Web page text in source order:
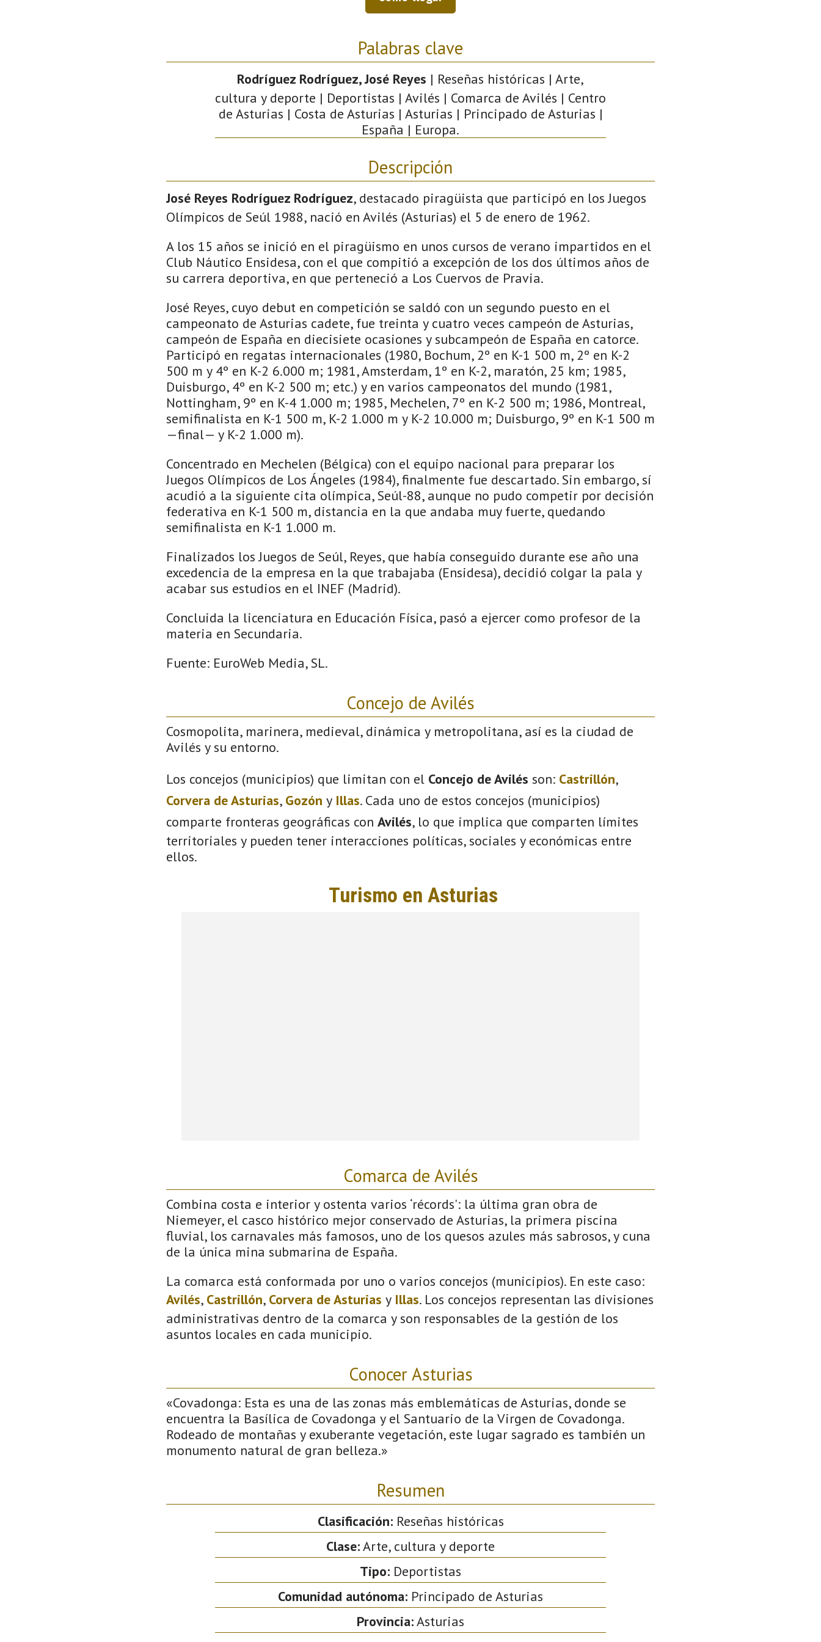
Palabras clave
Rodríguez Rodríguez, José Reyes | Reseñas históricas | Arte,
cultura y deporte | Deportistas | Avilés | Comarca de Avilés | Centro
de Asturias | Costa de Asturias | Asturias | Principado de Asturias |
España | Europa.
Descripción
José Reyes Rodríguez Rodríguez, destacado piragüista que participó en los Juegos
Olímpicos de Seúl 1988, nació en Avilés (Asturias) el 5 de enero de 1962.
A los 15 años se inició en el piragüismo en unos cursos de verano impartidos en el
Club Náutico Ensidesa, con el que compitió a excepción de los dos últimos años de
su carrera deportiva, en que perteneció a Los Cuervos de Pravia.
José Reyes, cuyo debut en competición se saldó con un segundo puesto en el
campeonato de Asturias cadete, fue treinta y cuatro veces campeón de Asturias,
campeón de España en diecisiete ocasiones y subcampeón de España en catorce.
Participó en regatas internacionales (1980, Bochum, 2º en K-1 500 m, 2º en K-2
500 m y 4º en K-2 6.000 m; 1981, Amsterdam, 1º en K-2, maratón, 25 km; 1985,
Duisburgo, 4º en K-2 500 m; etc.) y en varios campeonatos del mundo (1981,
Nottingham, 9º en K-4 1.000 m; 1985, Mechelen, 7º en K-2 500 m; 1986, Montreal,
semifinalista en K-1 500 m, K-2 1.000 m y K-2 10.000 m; Duisburgo, 9º en K-1 500 m
—final— y K-2 1.000 m).
Concentrado en Mechelen (Bélgica) con el equipo nacional para preparar los
Juegos Olímpicos de Los Ángeles (1984), finalmente fue descartado. Sin embargo, sí
acudió a la siguiente cita olímpica, Seúl-88, aunque no pudo competir por decisión
federativa en K-1 500 m, distancia en la que andaba muy fuerte, quedando
semifinalista en K-1 1.000 m.
Finalizados los Juegos de Seúl, Reyes, que había conseguido durante ese año una
excedencia de la empresa en la que trabajaba (Ensidesa), decidió colgar la pala y
acabar sus estudios en el INEF (Madrid).
Concluida la licenciatura en Educación Física, pasó a ejercer como profesor de la
materia en Secundaria.
Fuente: EuroWeb Media, SL.
Concejo de Avilés
Cosmopolita, marinera, medieval, dinámica y metropolitana, así es la ciudad de
Avilés y su entorno.
Los concejos (municipios) que limitan con el Concejo de Avilés son: Castrillón,
Corvera de Asturias, Gozón y Illas. Cada uno de estos concejos (municipios)
comparte fronteras geográficas con Avilés, lo que implica que comparten límites
territoriales y pueden tener interacciones políticas, sociales y económicas entre
ellos.
Comarca de Avilés
Combina costa e interior y ostenta varios ‘récords': la última gran obra de
Niemeyer, el casco histórico mejor conservado de Asturias, la primera piscina
fluvial, los carnavales más famosos, uno de los quesos azules más sabrosos, y cuna
de la única mina submarina de España.
La comarca está conformada por uno o varios concejos (municipios). En este caso:
Avilés, Castrillón, Corvera de Asturias y Illas. Los concejos representan las divisiones
administrativas dentro de la comarca y son responsables de la gestión de los
asuntos locales en cada municipio.
Conocer Asturias
«Covadonga: Esta es una de las zonas más emblemáticas de Asturias, donde se
encuentra la Basílica de Covadonga y el Santuario de la Virgen de Covadonga.
Rodeado de montañas y exuberante vegetación, este lugar sagrado es también un
monumento natural de gran belleza.»
Resumen
Clasificación:Reseñas históricas
Clase:Arte, cultura y deporte
Tipo: Deportistas
Comunidad autónoma: Principado de Asturias
Provincia:Asturias